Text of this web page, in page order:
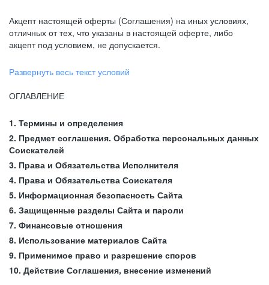
Акцепт настоящей оферты (Соглашения) на иных условиях,
отличных от тех, что указаны в настоящей оферте, либо
акцепт под условием, не допускается.
Развернуть весь текст условий
ОГЛАВЛЕНИЕ
1. Термины и определения
2. Предмет соглашения. Обработка персональных данных
Соискателей
3. Права и Обязательства Исполнителя
4. Права и Обязательства Соискателя
5. Информационная безопасность Сайта
6. Защищенные разделы Сайта и пароли
7. Финансовые отношения
8. Использование материалов Сайта
9. Применимое право и разрешение споров
10. Действие Соглашения, внесение изменений